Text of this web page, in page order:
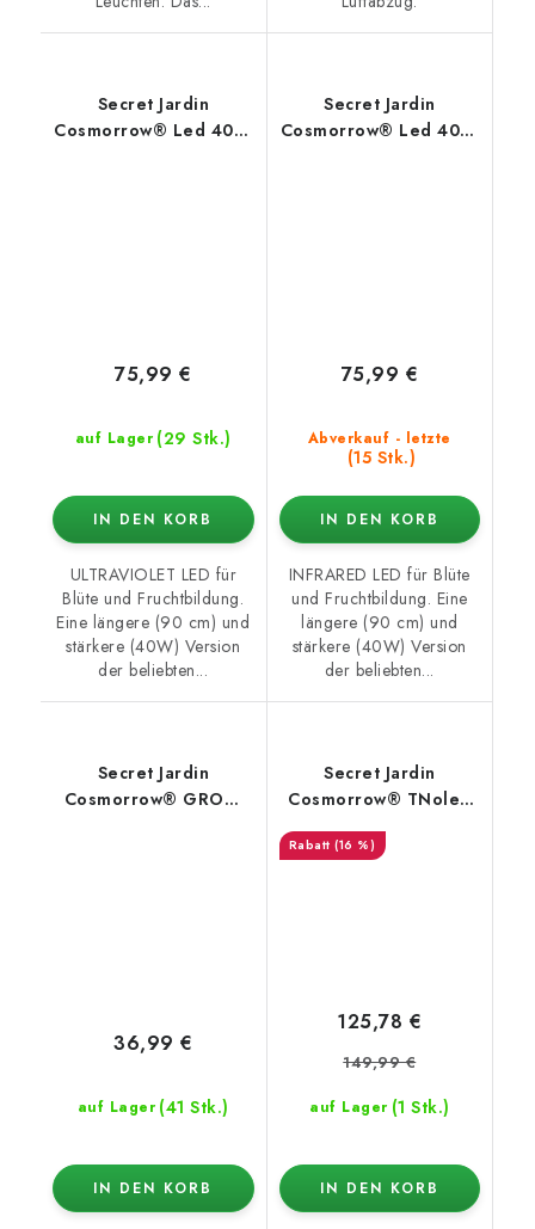
Secret Jardin
Cosmorrow® Led 40W
auf Lager (29 Stk.)
75,99 €
IN DEN KORB
ULTRAVIOLET LED für
Blüte und Fruchtbildung.
Eine längere (90 cm) und
stärkere (40W) Version
der beliebten...
Secret Jardin
Cosmorrow® Led 40W
Abverkauf - letzte
(15 Stk.)
75,99 €
IN DEN KORB
INFRARED LED für Blüte
und Fruchtbildung. Eine
längere (90 cm) und
stärkere (40W) Version
der beliebten...
Secret Jardin
Cosmorrow® GROW
auf Lager (41 Stk.)
36,99 €
IN DEN KORB
Secret Jardin
Cosmorrow® TNoled
2x40w BLOOMING LED
Kit
(16 %)
auf Lager (1 Stk.)
125,78 €
149,99 €
IN DEN KORB